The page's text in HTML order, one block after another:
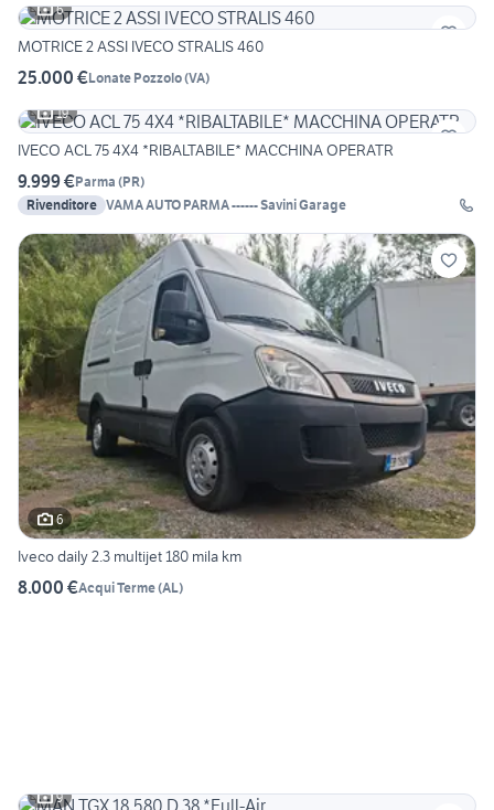
6
MOTRICE 2 ASSI IVECO STRALIS 460
25.000 €Lonate Pozzolo(VA)
19
IVECO ACL 75 4X4 *RIBALTABILE* MACCHINA OPERATR
9.999 €Parma (PR)
Rivenditore
VAMA AUTO PARMA ------ Savini Garage
6
Iveco daily 2.3 multijet 180 mila km
8.000 €Acqui Terme(AL)
9